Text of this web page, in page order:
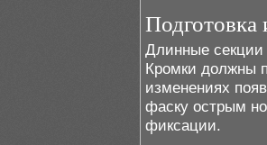
Подготовка
Длинные секции
Кромки должны
изменениях
фаску острым
фиксации.